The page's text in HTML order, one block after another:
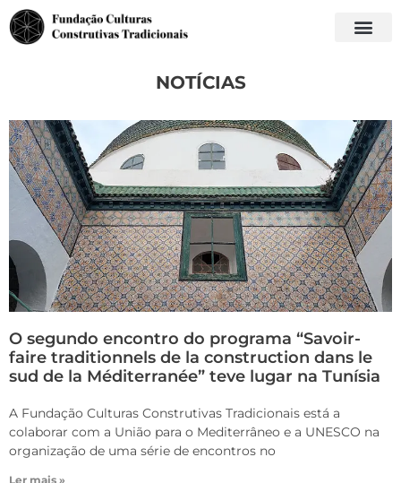
NOTÍCIAS
O segundo encontro do programa “Savoir-
faire traditionnels de la construction dans le
sud de la Méditerranée” teve lugar na Tunísia
A Fundação Culturas Construtivas Tradicionais está a
colaborar com a União para o Mediterrâneo e a UNESCO na
organização de uma série de encontros no
Ler mais »